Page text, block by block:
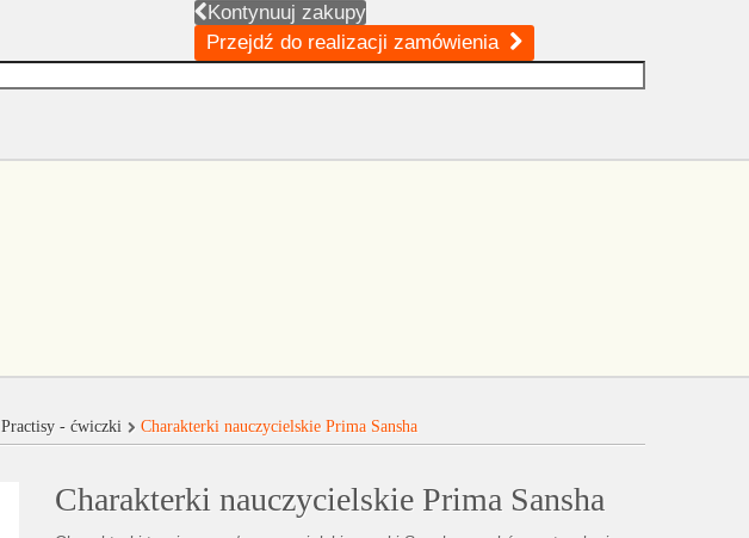
Kontynuuj zakupy
Przejdź do realizacji zamówienia
Practisy - ćwiczki Charakterki nauczycielskie Prima Sansha
Charakterki nauczycielskie Prima Sansha